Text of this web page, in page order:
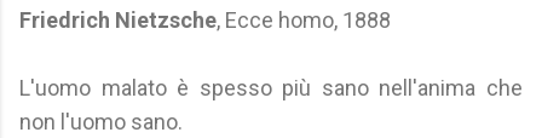
Friedrich Nietzsche, Ecce homo, 1888
L'uomo malato è spesso più sano nell'anima che
non l'uomo sano.